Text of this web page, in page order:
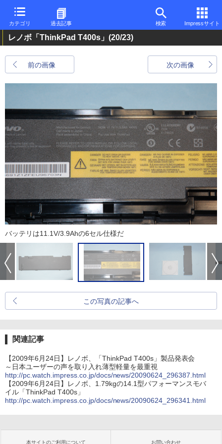
カテゴリ 過去記事 検索 Impressサイト
レノボ「ThinkPad T400s」 (20/23)
前の画像 次の画像
バッテリは11.1V/3.9Ahの6セル仕様だ
この写真の記事へ
関連記事
【2009年6月24日】レノボ、「ThinkPad T400s」製品発表会
～日本ユーザーの声を取り入れ薄型軽量を最重視
http://pc.watch.impress.co.jp/docs/news/20090624_296387.html
【2009年6月24日】レノボ、1.79kgの14.1型パフォーマンスモバ
イル「ThinkPad T400s」
http://pc.watch.impress.co.jp/docs/news/20090624_296341.html
本サイトのご利用について お問い合わせ